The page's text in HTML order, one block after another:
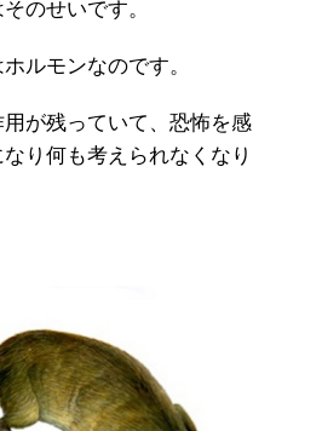
のせいです。
ルモンなのです。
が残っていて、恐怖を感
り何も考えられなくなり